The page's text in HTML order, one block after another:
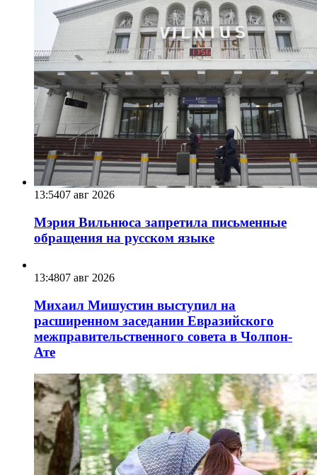
13:5407 авг 2026
Мэрия Вильнюса запретила письменные
обращения на русском языке
13:4807 авг 2026
Михаил Мишустин выступил на
расширенном заседании Евразийского
межправительственного совета в Чолпон-
Ате